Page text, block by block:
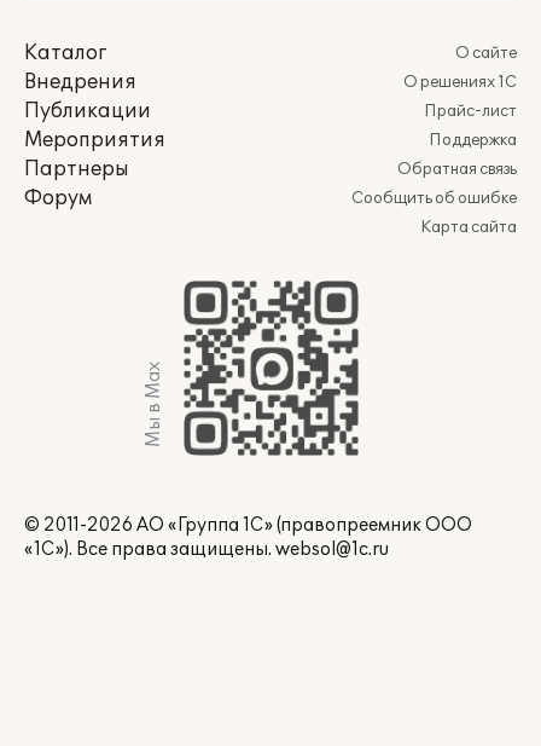
Каталог
Внедрения
Публикации
Мероприятия
Партнеры
Форум
О сайте
О решениях 1С
Прайс-лист
Поддержка
Обратная связь
Сообщить об ошибке
Карта сайта
Мы в Max
© 2011-2026 АО «Группа 1С» (правопреемник ООО
«1С»). Все права защищены. websol@1c.ru